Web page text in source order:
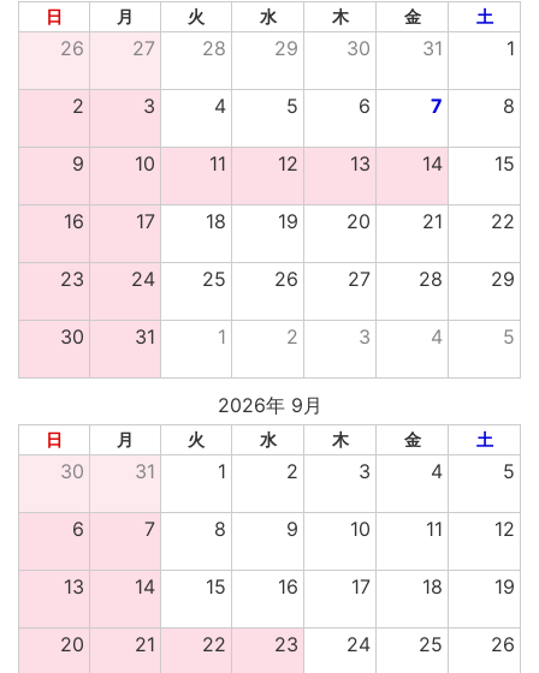
日 月 火 水 木 金 土
26 27 28 29 30 31 1
2 3 4 5 6 7 8
9 10 11 12 13 14 15
16 17 18 19 20 21 22
23 24 25 26 27 28 29
30 31 1 2 3 4 5
2026年 9月
日 月 火 水 木 金 土
30 31 1 2 3 4 5
6 7 8 9 10 11 12
13 14 15 16 17 18 19
20 21 22 23 24 25 26